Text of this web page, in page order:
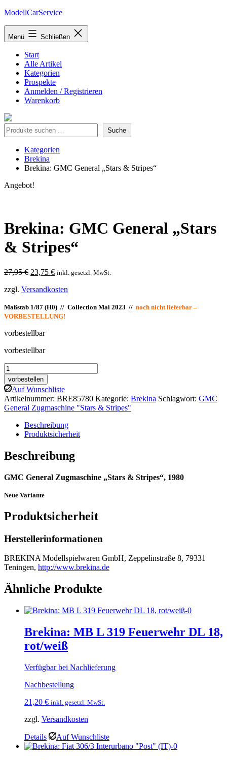
Zum
springen
ModellCarService
Menü Schließen
Start
Alle Artikel
Kategorien
Prospekte
Anmelden / Registrieren
Warenkorb
Suche Suche
Kategorien
Brekina
Brekina: GMC General „Stars & Stripes“
Angebot!
Brekina: GMC General „Stars
& Stripes“
27,95€ Ursprünglicher
war:
23,75 €Aktueller
ist:
inkl. gesetzl. MwSt.
zzgl. Versandkosten
Maßstab 1/87 (H0) // Collection Mai 2023 // noch nicht lieferbar –
VORBESTELLUNG!
vorbestellbar
vorbestellbar
Brekina:
GMC
General
"Stars
&
Stripes"
Menge
vorbestellen
Auf Wunschliste
Artikelnummer: BRE85780 Kategorie: Brekina Schlagwort: GMC
General Zugmaschine "Stars & Stripes"
Beschreibung
Produktsicherheit
Beschreibung
GMC General Zugmaschine „Stars & Stripes“, 1980
Neue Variante
Produktsicherheit
Herstellerinformationen
BREKINA Modellspielwaren GmbH, Zeppelinstraße 8, 79331
Teningen, http://www.brekina.de
Ähnliche Produkte
Brekina: MB L 319 Feuerwehr DL 18,
rot/weiß
Verfügbar bei Nachlieferung
Nachbestellung
21,20 € inkl. gesetzl. MwSt.
zzgl. Versandkosten
Details Auf Wunschliste